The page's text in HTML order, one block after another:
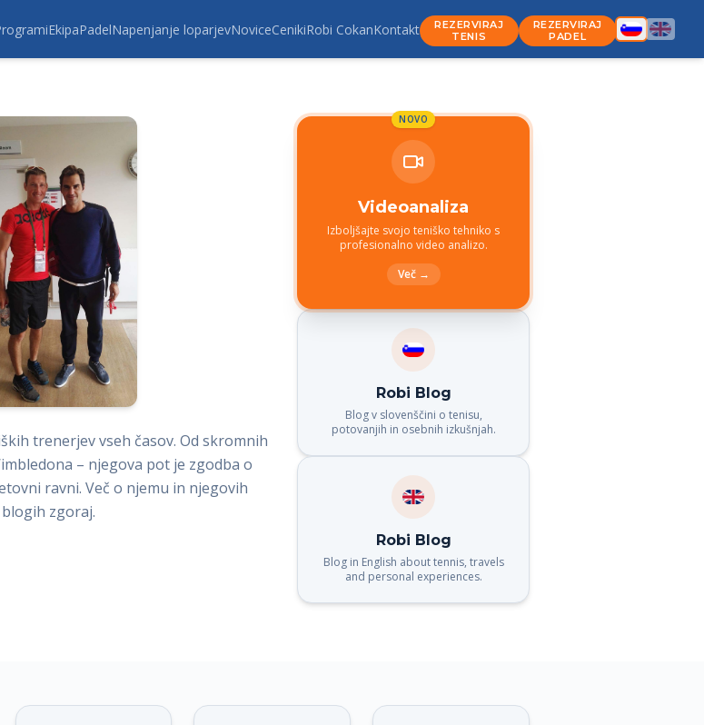
EkipaPadelNapenjanje loparjevNoviceCenikiRobi CokanKontakt
REZERVIRAJ
TENIS
REZERVIRAJ
PADEL
trenerjev vseh časov. Od skromnih
– njegova pot je zgodba o
ravni. Več o njemu in njegovih
zgoraj.
NOVO
Videoanaliza
Izboljšajte svojo teniško tehniko s
profesionalno video analizo.
Več →
Robi Blog
Blog v slovenščini o tenisu,
potovanjih in osebnih izkušnjah.
Robi Blog
Blog in English about tennis, travels
and personal experiences.